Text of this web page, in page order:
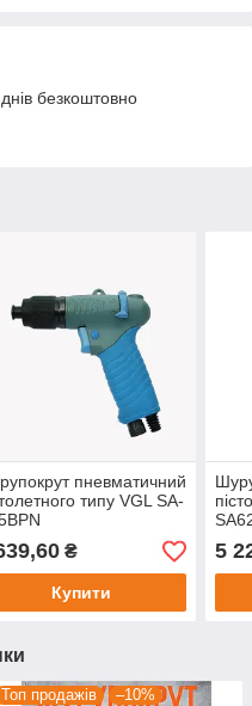
безкоштовно
пневматичний
типу VGL SA-
₴
Купити
5
Топ продажів –10%